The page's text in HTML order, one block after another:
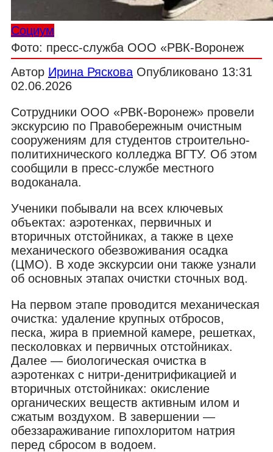
Социум
Фото: пресс-служба ООО «РВК-Воронеж
Автор Ирина Ряскова Опубликовано 13:31
02.06.2026
Сотрудники ООО «РВК-Воронеж» провели
экскурсию по Правобережным очистным
сооружениям для студентов строительно-
политихнического колледжа ВГТУ. Об этом
сообщили в пресс-службе местного
водоканала.
Ученики побывали на всех ключевых
объектах: аэротенках, первичных и
вторичных отстойниках, а также в цехе
механического обезвоживания осадка
(ЦМО). В ходе экскурсии они также узнали
об основных этапах очистки сточных вод.
На первом этапе проводится механическая
очистка: удаление крупных отбросов,
песка, жира в приемной камере, решетках,
песколовках и первичных отстойниках.
Далее — биологическая очистка в
аэротенках с нитри-денитрификацией и
вторичных отстойниках: окисление
органических веществ активным илом и
сжатым воздухом. В завершении —
обеззараживание гипохлоритом натрия
перед сбросом в водоем.